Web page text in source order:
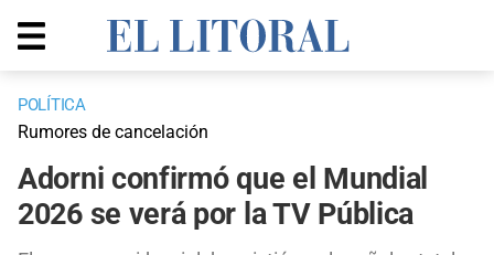
POLÍTICA
Rumores de cancelación
Adorni confirmó que el Mundial
2026 se verá por la TV Pública